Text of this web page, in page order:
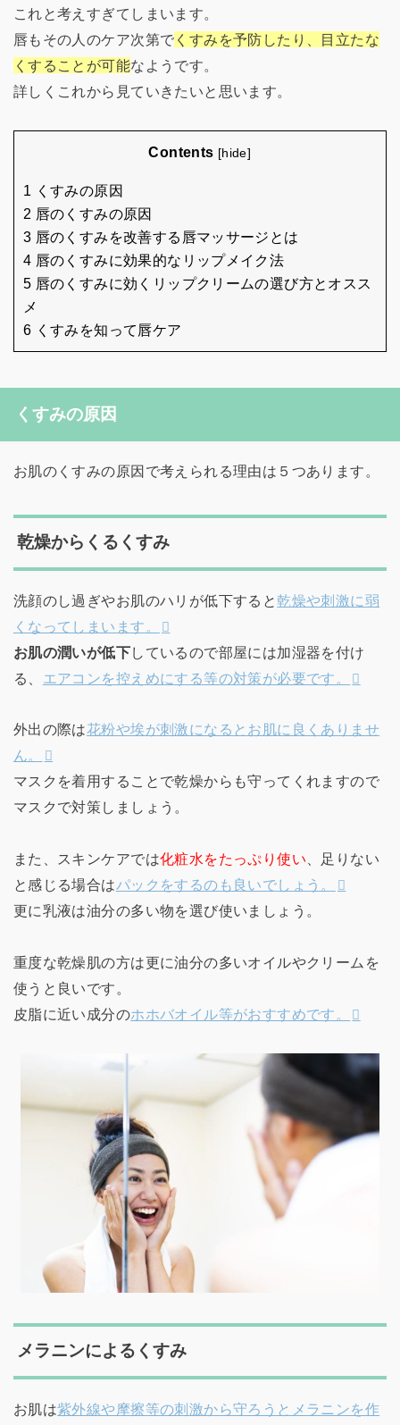
これと考えすぎてしまいます。
唇もその人のケア次第で くすみを予防したり、目立たな
くすることが可能なようです。
詳しくこれから見ていきたいと思います。
Contents [hide]
1 くすみの原因
2 唇のくすみの原因
3 唇のくすみを改善する唇マッサージとは
4 唇のくすみに効果的なリップメイク法
5 唇のくすみに効くリップクリームの選び方とオスス
メ
6 くすみを知って唇ケア
くすみの原因
お肌のくすみの原因で考えられる理由は５つあります。
乾燥からくるくすみ
洗顔のし過ぎやお肌のハリが低下すると乾燥や刺激に弱
くなってしまいます。
お肌の潤いが低下しているので部屋には加湿器を付け
る、 エアコンを控えめにする等の対策が必要です。
外出の際は花粉や埃が刺激になるとお肌に良くありませ
ん。
マスクを着用することで乾燥からも守ってくれますので
マスクで対策しましょう。
また、スキンケアでは化粧水をたっぷり使い 、足りない
と感じる場合はパックをするのも良いでしょう。
更に乳液は油分の多い物を選び使いましょう。
重度な乾燥肌の方は更に油分の多いオイルやクリームを
使うと良いです。
皮脂に近い成分のホホバオイル等がおすすめです。
メラニンによるくすみ
お肌は紫外線や摩擦等の刺激から守ろうとメラニンを作